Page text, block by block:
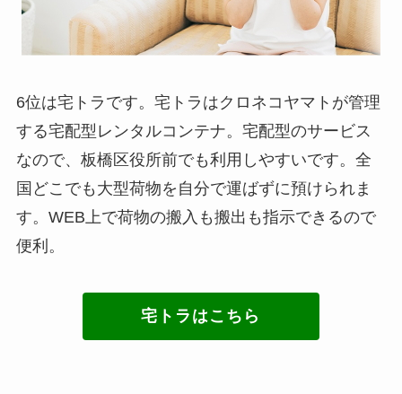
6位は宅トラです。宅トラはクロネコヤマトが管理
する宅配型レンタルコンテナ。宅配型のサービス
なので、板橋区役所前でも利用しやすいです。全
国どこでも大型荷物を自分で運ばずに預けられま
す。WEB上で荷物の搬入も搬出も指示できるので
便利。
宅トラはこちら